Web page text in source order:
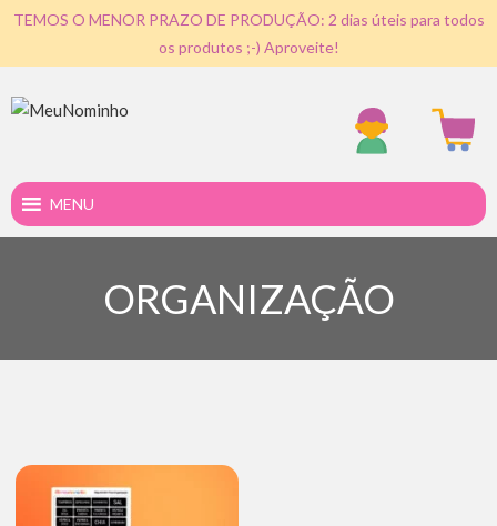
TEMOS O MENOR PRAZO DE PRODUÇÃO: 2 dias úteis para todos
os produtos ;-) Aproveite!
MENU
ORGANIZAÇÃO